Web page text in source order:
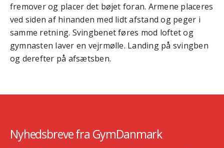
fremover og placer det bøjet foran. Armene placeres
ved siden af hinanden med lidt afstand og peger i
samme retning. Svingbenet føres mod loftet og
gymnasten laver en vejrmølle. Landing på svingben
og derefter på afsætsben.
Nyhedsbreve fra GymDanmark